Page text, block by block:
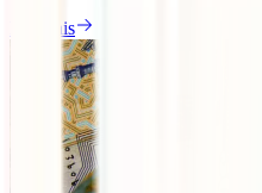
Ler mais